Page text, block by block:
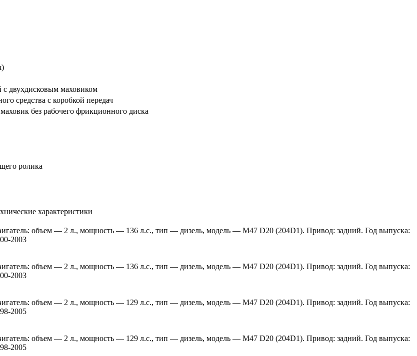
с двухдисковым маховиком
средства с коробкой передач
без рабочего фрикционного диска
ролика
характеристики
объем — 2 л., мощность — 136 л.с., тип — дизель, модель — M47 D20 (204D1). Привод: задний. Год выпуска:
2003
объем — 2 л., мощность — 136 л.с., тип — дизель, модель — M47 D20 (204D1). Привод: задний. Год выпуска:
2003
объем — 2 л., мощность — 129 л.с., тип — дизель, модель — M47 D20 (204D1). Привод: задний. Год выпуска:
2005
объем — 2 л., мощность — 129 л.с., тип — дизель, модель — M47 D20 (204D1). Привод: задний. Год выпуска:
2005